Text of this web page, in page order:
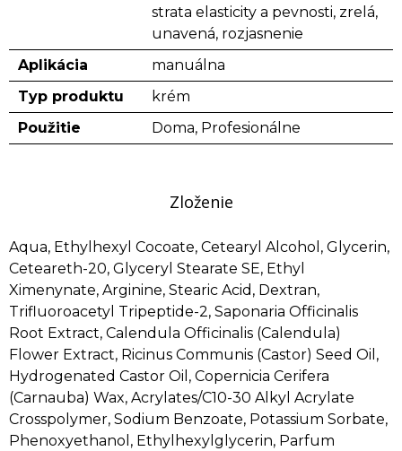
strata elasticity a pevnosti, zrelá,
unavená, rozjasnenie
Aplikácia
manuálna
Typ produktu
krém
Použitie
Doma, Profesionálne
Zloženie
Aqua, Ethylhexyl Cocoate, Cetearyl Alcohol, Glycerin,
Ceteareth-20, Glyceryl Stearate SE, Ethyl
Ximenynate, Arginine, Stearic Acid, Dextran,
Trifluoroacetyl Tripeptide-2, Saponaria Officinalis
Root Extract, Calendula Officinalis (Calendula)
Flower Extract, Ricinus Communis (Castor) Seed Oil,
Hydrogenated Castor Oil, Copernicia Cerifera
(Carnauba) Wax, Acrylates/C10-30 Alkyl Acrylate
Crosspolymer, Sodium Benzoate, Potassium Sorbate,
Phenoxyethanol, Ethylhexylglycerin, Parfum